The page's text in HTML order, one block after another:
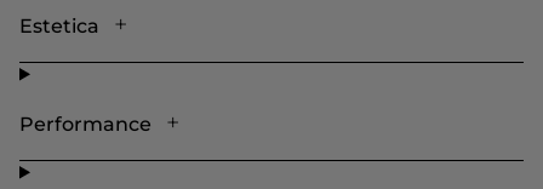
Estetica
Performance